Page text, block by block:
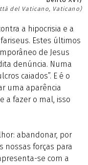
del Vaticano, Vaticano)
a hipocrisia e a
Estes últimos
de Jesus
denúncia. Numa
caiados”. E é o
uma aparência
a fazer o mal, isso
abandonar, por
nossas forças para
se com a